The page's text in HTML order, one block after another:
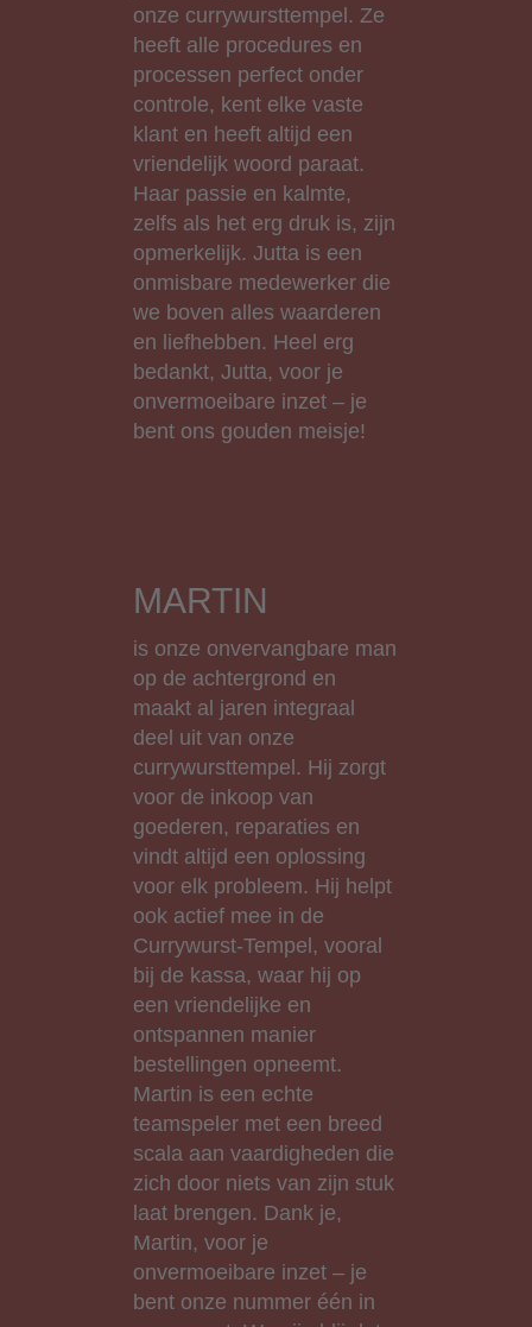
onze currywursttempel. Ze
heeft alle procedures en
processen perfect onder
controle, kent elke vaste
klant en heeft altijd een
vriendelijk woord paraat.
Haar passie en kalmte,
zelfs als het erg druk is, zijn
opmerkelijk. Jutta is een
onmisbare medewerker die
we boven alles waarderen
en liefhebben. Heel erg
bedankt, Jutta, voor je
onvermoeibare inzet – je
bent ons gouden meisje!
MARTIN
is onze onvervangbare man
op de achtergrond en
maakt al jaren integraal
deel uit van onze
currywursttempel. Hij zorgt
voor de inkoop van
goederen, reparaties en
vindt altijd een oplossing
voor elk probleem. Hij helpt
ook actief mee in de
Currywurst-Tempel, vooral
bij de kassa, waar hij op
een vriendelijke en
ontspannen manier
bestellingen opneemt.
Martin is een echte
teamspeler met een breed
scala aan vaardigheden die
zich door niets van zijn stuk
laat brengen. Dank je,
Martin, voor je
onvermoeibare inzet – je
bent onze nummer één in